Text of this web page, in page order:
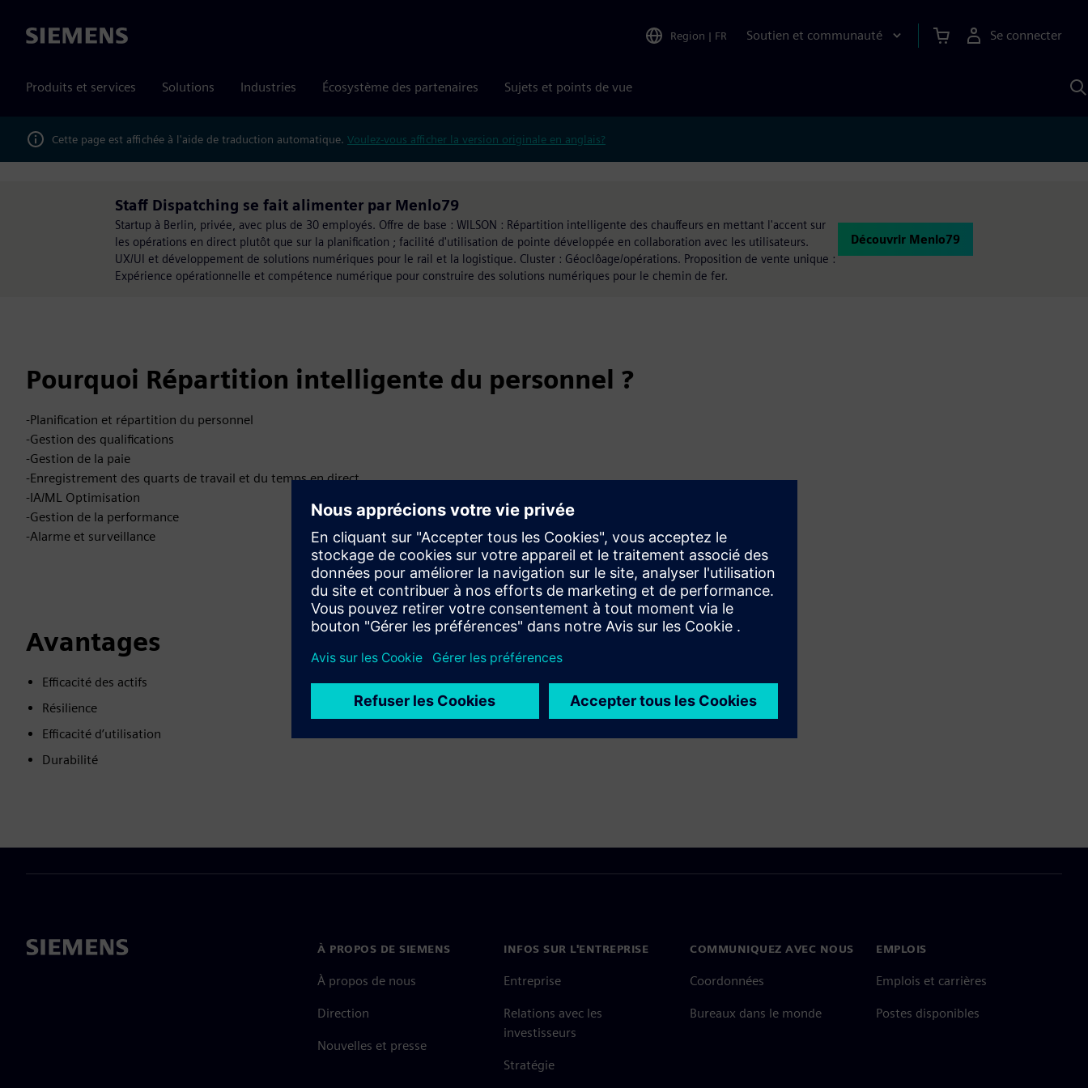
Siemens Region | FR Soutien et communauté Se connecter
Produits et services Solutions Industries Écosystème des partenaires Sujets et points de vue
Cette page est affichée à l'aide de traduction automatique. Voulez-vous afficher la version originale en anglais?
Staff Dispatching se fait alimenter par Menlo79
Startup à Berlin, privée, avec plus de 30 employés. Offre de base : WILSON : Répartition intelligente des chauffeurs en mettant l'accent sur
les opérations en direct plutôt que sur la planification ; facilité d'utilisation de pointe développée en collaboration avec les utilisateurs.
UX/UI et développement de solutions numériques pour le rail et la logistique. Cluster : Géoclôage/opérations. Proposition de vente unique :
Expérience opérationnelle et compétence numérique pour construire des solutions numériques pour le chemin de fer.
Découvrir Menlo79
Pourquoi Répartition intelligente du personnel ?
-Planification et répartition du personnel
-Gestion des qualifications
-Gestion de la paie
-Enregistrement des quarts de travail et du temps en direct
-IA/ML Optimisation
-Gestion de la performance
-Alarme et surveillance
Avantages
Efficacité des actifs
Résilience
Efficacité d’utilisation
Durabilité
À PROPOS DE SIEMENS
À propos de nous
Direction
Nouvelles et presse
INFOS SUR L'ENTREPRISE
Entreprise
Relations avec les
investisseurs
Stratégie
COMMUNIQUEZ AVEC NOUS
Coordonnées
Bureaux dans le monde
EMPLOIS
Emplois et carrières
Postes disponibles